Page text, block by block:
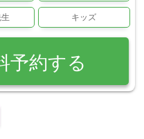
キッズ
予約する